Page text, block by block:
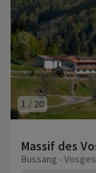
1 / 20
Massif des
Bussang -